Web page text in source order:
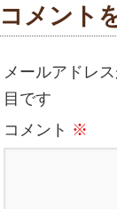
コメント
メールアドレ
目です
コメント ※